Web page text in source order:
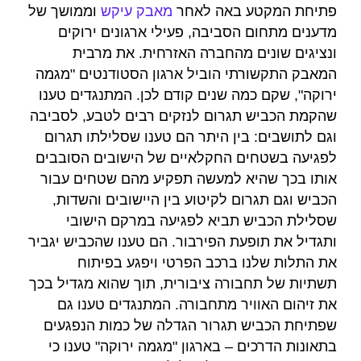
פתיחת המקטע באה לאחר מאבק עיקש וממושך של
מדענים מתחום הסביבה, פעילי ארגונים ירוקים
ונציגים שונים מהחברה האזרחית. את מרבית
המאבק התקשורתי הוביל ארגון הסטודנטים "מגמה
ירוקה", שקם כמה שנים קודם לכן. המתנגדים טענו
שהקמת הכביש תגרום לנזקים רבים לטבע, לסביבה
וגם לתושבים: בין היתר הם טענו שסלילתו תגרום
לפגיעה בשטחים החקלאיים של הישובים הסובבים
אותו בכך שהיא למעשה תפקיע מהם שטחים עבור
הכביש וגם תגרום לקיטוע בין היישובים והשדות,
שסלילת הכביש תביא לפגיעה במרקם הישובי
ותגדיל את תופעת הפירבור. הם טענו שהכביש יגביר
את התלות שלנו ברכב הפרטי ויפגע בפיתוח
תשתיות של תחבורה ציבורית, תוך שהוא מגדיל בכך
את זיהום האוויר מתחבורה. המתנגדים טענו גם
שפתיחת הכביש תגרור הגדלה של כמות הנפגעים
בתאונות הדרכים – בארגון "מגמה ירוקה" טענו כי